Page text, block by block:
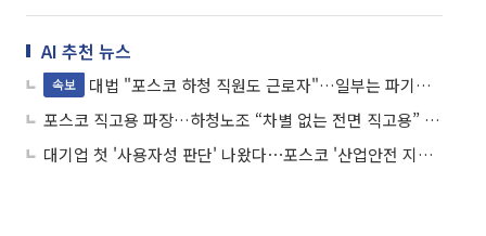
AI 추천 뉴스
속보
대법 "포스코 하청 직원도 근로자"…일부는 파기환송
포스코 직고용 파장…하청노조 “차별 없는 전면 직고용” 요구
대기업 첫 '사용자성 판단' 나왔다⋯포스코 '산업안전 지배력' 인정